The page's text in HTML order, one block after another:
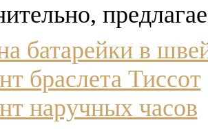
батарейки в
браслета Тиссот
наручных часов